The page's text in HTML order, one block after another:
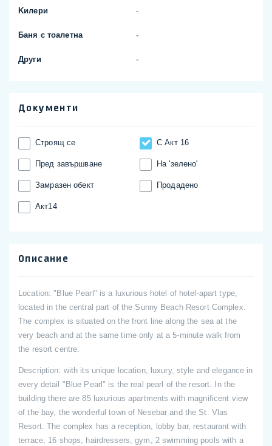
Kилери -
Баня с тоалетна -
Други -
Документи
Строящ се С Акт 16
Пред завършване На 'зелено'
Замразен обект Продадено
Акт14
Описание
Location: "Blue Pearl" is a luxurious hotel of hotel-apart type,
located in the central part of the Sunny Beach Resort Complex.
The complex is situated on the front line along the sea at the
very beach and at the same time only at a 5-minute walk from
the resort centre.
Description: with its unique location, luxury, style and elegance in
every detail "Blue Pearl" is the real pearl of the resort. In the
building there are 85 luxurious apartments with magnificent view
of the bay, the wonderful town of Nesebar and the St. Vlas
Resort. The complex has a reception, lobby bar, restaurant with
terrace, 16 shops, hairdressers, gym, 2 swimming pools with a